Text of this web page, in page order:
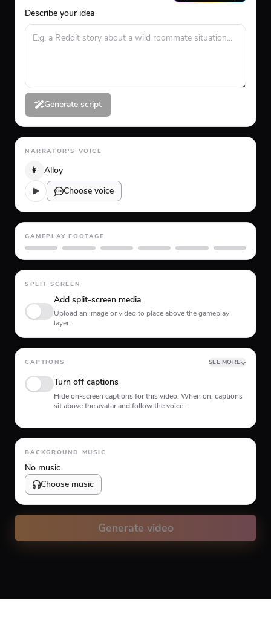
Describe your idea
Generate script
NARRATOR'S VOICE
👩
Alloy
Choose voice
GAMEPLAY FOOTAGE
GTA 5 Minecraft Planet CoasterRoblox Skate Subway Surfer
SPLIT SCREEN
Add split-screen media
Upload an image or video to place above the gameplay
layer.
CAPTIONS SEE MORE
Turn off captions
Hide on-screen captions for this video. When on, captions
sit above the avatar and follow the voice.
Animation type
#FFFFFF
BACKGROUND MUSIC
No music
Choose music
Generate video